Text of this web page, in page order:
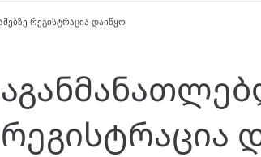
რეგისტრაცია დაიწყო